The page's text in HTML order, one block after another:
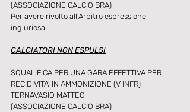
(ASSOCIAZIONE CALCIO BRA)
Per avere rivolto all'Arbitro espressione
ingiuriosa.
CALCIATORI NON ESPULSI
SQUALIFICA PER UNA GARA EFFETTIVA PER
RECIDIVITA' IN AMMONIZIONE (V INFR)
TERNAVASIO MATTEO
(ASSOCIAZIONE CALCIO BRA)